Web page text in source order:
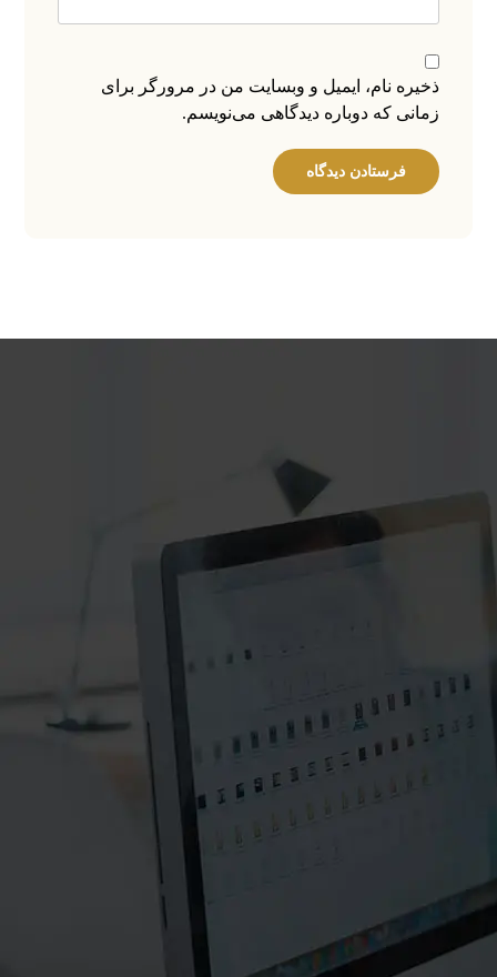
ذخیره نام، ایمیل و وبسایت من در مرورگر برای
زمانی که دوباره دیدگاهی می‌نویسم.
۰۲۱-۸۸۲۰۲۷۱۰